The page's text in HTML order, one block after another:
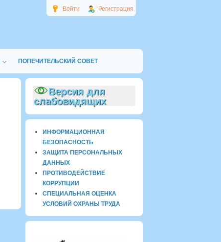
Войти Регистрация
ПОПЕЧИТЕЛЬСКИЙ СОВЕТ
Версия для
слабовидящих
ИНФОРМАЦИОННАЯ
БЕЗОПАСНОСТЬ
ЗАЩИТА ПЕРСОНАЛЬНЫХ
ДАННЫХ
ПРОТИВОДЕЙСТВИЕ
КОРРУПЦИИ
СПЕЦИАЛЬНАЯ ОЦЕНКА
УСЛОВИЙ ОХРАНЫ ТРУДА